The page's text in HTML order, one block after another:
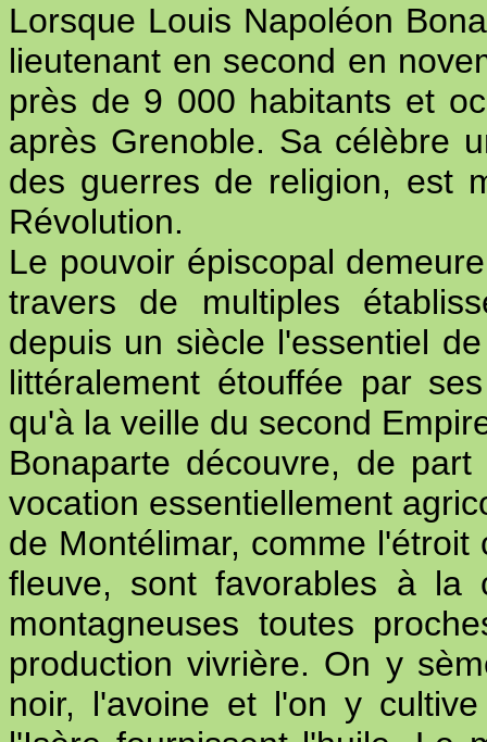
Lorsque Louis Napoléon
lieutenant en second en
près de 9 000 habitants et
après Grenoble. Sa célèbre
des guerres de religion, est
Révolution.
Le pouvoir épiscopal
travers de multiples
depuis un siècle l'essentiel
littéralement étouffée par
qu'à la veille du second
Bonaparte découvre, de
vocation essentiellement
de Montélimar, comme
fleuve, sont favorables à la
montagneuses toutes
production vivrière. On y
noir, l'avoine et l'on y